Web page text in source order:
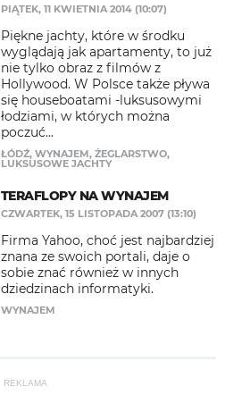
PIĄTEK, 11 KWIETNIA 2014 (10:07)
Piękne jachty, które w środku
wyglądają jak apartamenty, to już
nie tylko obraz z filmów z
Hollywood. W Polsce także pływa
się houseboatami -luksusowymi
łodziami, w których można
poczuć...
ŁÓDŹ, WYNAJEM, ŻEGLARSTWO,
LUKSUSOWE JACHTY
TERAFLOPY NA WYNAJEM
CZWARTEK, 15 LISTOPADA 2007 (13:10)
Firma Yahoo, choć jest najbardziej
znana ze swoich portali, daje o
sobie znać również w innych
dziedzinach informatyki.
WYNAJEM
REKLAMA